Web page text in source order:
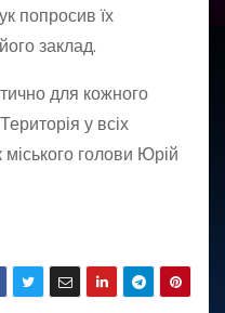
попросив їх
заклад.
для кожного
у всіх
міського голови Юрій